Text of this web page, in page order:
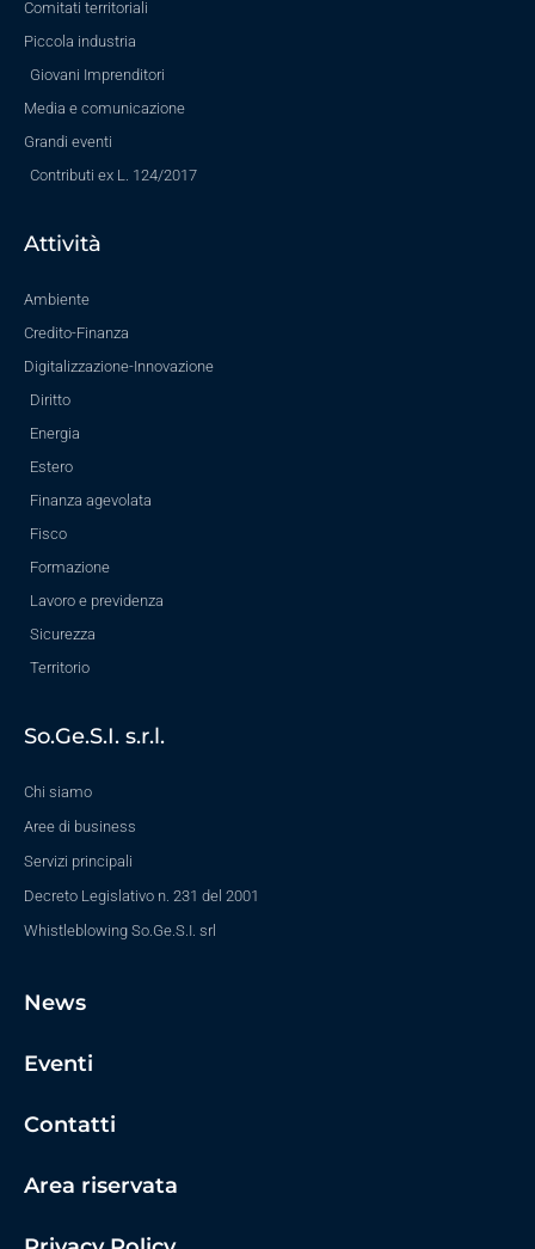
Comitati territoriali
Piccola industria
Giovani Imprenditori
Media e comunicazione
Grandi eventi
Contributi ex L. 124/2017
Attività
Ambiente
Credito-Finanza
Digitalizzazione-Innovazione
Diritto
Energia
Estero
Finanza agevolata
Fisco
Formazione
Lavoro e previdenza
Sicurezza
Territorio
So.Ge.S.I. s.r.l.
Chi siamo
Aree di business
Servizi principali
Decreto Legislativo n. 231 del 2001
Whistleblowing So.Ge.S.I. srl
News
Eventi
Contatti
Area riservata